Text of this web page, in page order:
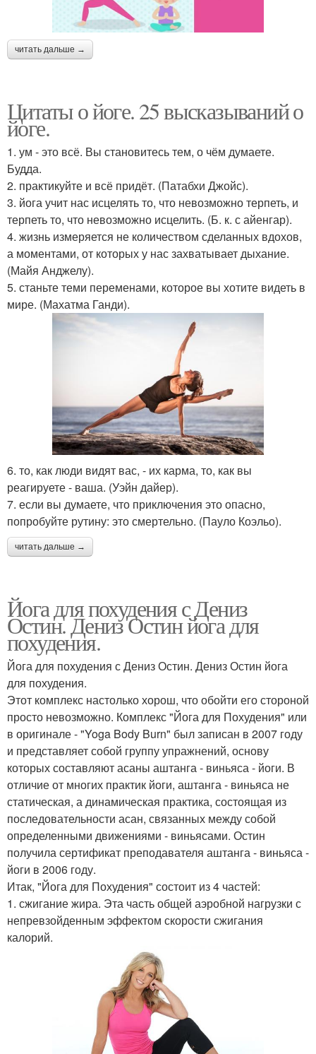
читать дальше →
Цитаты о йоге. 25 высказываний о
йоге.
1. ум - это всё. Вы становитесь тем, о чём думаете.
Будда.
2. практикуйте и всё придёт. (Патабхи Джойс).
3. йога учит нас исцелять то, что невозможно терпеть, и
терпеть то, что невозможно исцелить. (Б. к. с айенгар).
4. жизнь измеряется не количеством сделанных вдохов,
а моментами, от которых у нас захватывает дыхание.
(Майя Анджелу).
5. станьте теми переменами, которое вы хотите видеть в
мире. (Махатма Ганди).
6. то, как люди видят вас, - их карма, то, как вы
реагируете - ваша. (Уэйн дайер).
7. если вы думаете, что приключения это опасно,
попробуйте рутину: это смертельно. (Пауло Коэльо).
читать дальше →
Йога для похудения с Дениз
Остин. Дениз Остин йога для
похудения.
Йога для похудения с Дениз Остин. Дениз Остин йога
для похудения.
Этот комплекс настолько хорош, что обойти его стороной
просто невозможно. Комплекс "Йога для Похудения" или
в оригинале - "Yoga Body Burn" был записан в 2007 году
и представляет собой группу упражнений, основу
которых составляют асаны аштанга - виньяса - йоги. В
отличие от многих практик йоги, аштанга - виньяса не
статическая, а динамическая практика, состоящая из
последовательности асан, связанных между собой
определенными движениями - виньясами. Остин
получила сертификат преподавателя аштанга - виньяса -
йоги в 2006 году.
Итак, "Йога для Похудения" состоит из 4 частей:
1. сжигание жира. Эта часть общей аэробной нагрузки с
непревзойденным эффектом скорости сжигания
калорий.